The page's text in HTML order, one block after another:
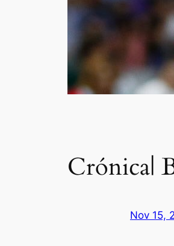
Crónica|
Nov 15,